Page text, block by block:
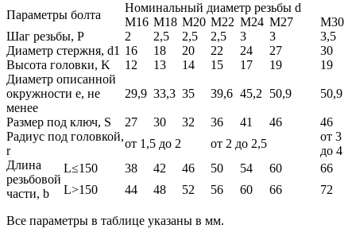
Параметры болта
Номинальный диаметр резьбы d
M16 М18 М20 М22 М24 М27
М30
Шаг резьбы, P
2 2,5 2,5 2,5 3 3
3,5
Диаметр стержня, d1 16 18 20 22 24 27
30
Высота головки, K
12 13 14 15 17 19
19
Диаметр описанной
окружности e, не
менее
29,9 33,3 35 39,6 45,2 50,9 50,9
Размер под ключ, S 27 30 32 36 41 46
46
Радиус под головкой,
r
от 1,5 до 2 от 2 до 2,5
от 3
до 4
Длина
резьбовой
части, b
L≤150 38 42 46 50 54 60
66
L>150
44 48 52 56 60 66 72
Все параметры в таблице указаны в мм.